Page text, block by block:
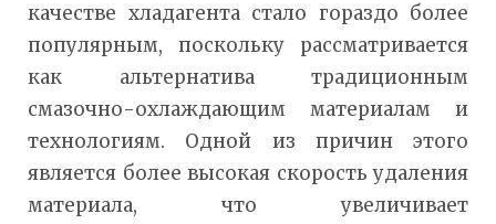
качестве хладагента стало гораздо более
популярным, поскольку рассматривается
как альтернатива традиционным
смазочно-охлаждающим материалам и
технологиям. Одной из причин этого
является более высокая скорость удаления
материала, что увеличивает